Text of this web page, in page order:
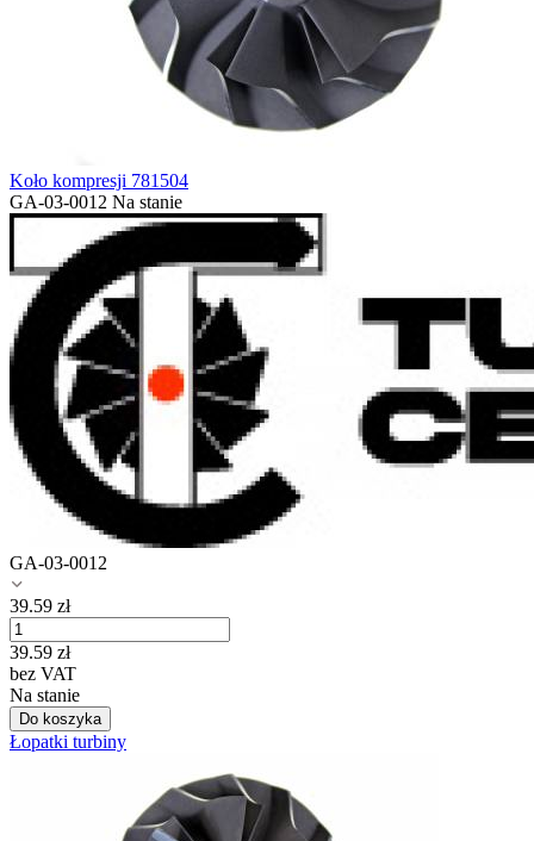
Koło kompresji 781504
GA-03-0012 Na stanie
GA-03-0012
39.59 zł
39.59 zł
bez VAT
Na stanie
Do koszyka
Łopatki turbiny